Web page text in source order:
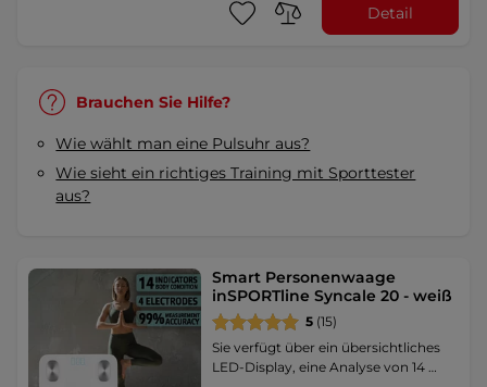
Detail
Brauchen Sie Hilfe?
Wie wählt man eine Pulsuhr aus?
Wie sieht ein richtiges Training mit Sporttester
aus?
Smart Personenwaage
inSPORTline Syncale 20 - weiß
5 (15)
Sie verfügt über ein übersichtliches
LED-Display, eine Analyse von 14 …